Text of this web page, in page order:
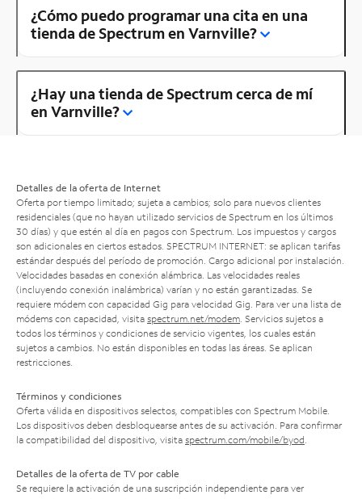
¿Cómo puedo programar una cita en una
tienda de Spectrum en Varnville?
¿Hay una tienda de Spectrum cerca de mí
en Varnville?
Detalles de la oferta de Internet
Oferta por tiempo limitado; sujeta a cambios; solo para nuevos clientes
residenciales (que no hayan utilizado servicios de Spectrum en los últimos
30 días) y que estén al día en pagos con Spectrum. Los impuestos y cargos
son adicionales en ciertos estados. SPECTRUM INTERNET: se aplican tarifas
estándar después del período de promoción. Cargo adicional por instalación.
Velocidades basadas en conexión alámbrica. Las velocidades reales
(incluyendo conexión inalámbrica) varían y no están garantizadas. Se
requiere módem con capacidad Gig para velocidad Gig. Para ver una lista de
módems con capacidad, visita spectrum.net/modem . Servicios sujetos a
todos los términos y condiciones de servicio vigentes, los cuales están
sujetos a cambios. No están disponibles en todas las áreas. Se aplican
restricciones.
Términos y condiciones
Oferta válida en dispositivos selectos, compatibles con Spectrum Mobile.
Los dispositivos deben desbloquearse antes de su activación. Para confirmar
la compatibilidad del dispositivo, visita spectrum.com/mobile/byod
Detalles de la oferta de TV por cable
Se requiere la activación de una suscripción independiente para ver